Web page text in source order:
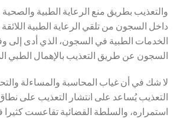
والتعذيب بطريق منع الرعاية الطبية
داخل السجون من تلقي الرعاية الطبية
الخدمات الطبية في السجون، الذي أدى إلى
السجون عن طريق التعذيب بالإهمال الطبي
لا شك في أن غياب المحاسبة والمساءلة
التعذيب يُساعد على انتشار التعذيب على
استمراره، والسلطة القضائية تقاعست كثيرا